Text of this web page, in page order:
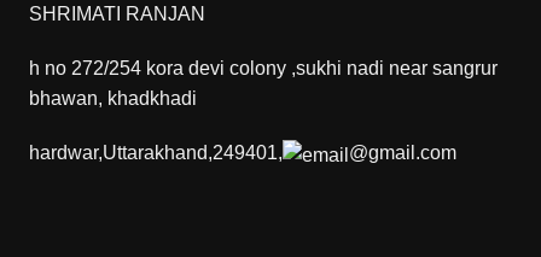
SHRIMATI RANJAN
h no 272/254 kora devi colony ,sukhi nadi near sangrur
bhawan, khadkhadi
hardwar,Uttarakhand,249401, @gmail.com